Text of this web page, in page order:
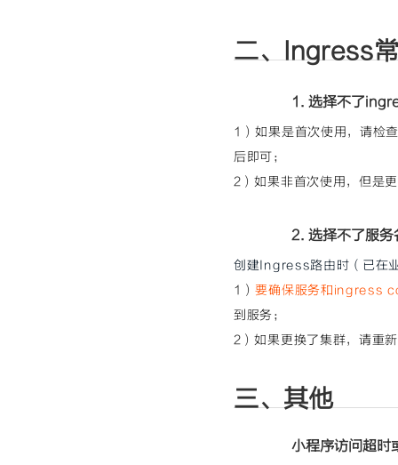
二、Ingress
1. 选择不了
1）如果是首次使用，请检
后即可；
2）如果非首次使用，但是
2. 选择不了服务
创建Ingress路由时（已在
1）要确保服务和ingress
到服务；
2）如果更换了集群，请重
三、其他
小程序访问超时